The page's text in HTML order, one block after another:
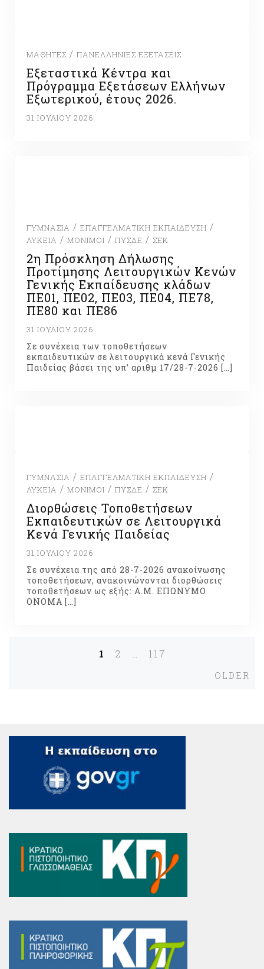
ΜΑΘΗΤΈΣ / ΠΑΝΕΛΛΉΝΙΕΣ ΕΞΕΤΆΣΕΙΣ
Εξεταστικά Κέντρα και
Πρόγραμμα Εξετάσεων Ελλήνων
Εξωτερικού, έτους 2026.
31 ΙΟΥΛΊΟΥ 2026
ΓΥΜΝΆΣΙΑ / ΕΠΑΓΓΕΛΜΑΤΙΚΉ ΕΚΠΑΊΔΕΥΣΗ /
ΛΎΚΕΙΑ / ΜΌΝΙΜΟΙ / ΠΥΣΔΕ / ΣΕΚ
2η Πρόσκληση Δήλωσης
Προτίμησης Λειτουργικών Κενών
Γενικής Εκπαίδευσης κλάδων
ΠΕ01, ΠΕ02, ΠΕ03, ΠΕ04, ΠΕ78,
ΠΕ80 και ΠΕ86
31 ΙΟΥΛΊΟΥ 2026
Σε συνέχεια των τοποθετήσεων
εκπαιδευτικών σε λειτουργικά κενά Γενικής
Παιδείας βάσει της υπ’ αριθμ 17/28-7-2026 […]
ΓΥΜΝΆΣΙΑ / ΕΠΑΓΓΕΛΜΑΤΙΚΉ ΕΚΠΑΊΔΕΥΣΗ /
ΛΎΚΕΙΑ / ΜΌΝΙΜΟΙ / ΠΥΣΔΕ / ΣΕΚ
Διορθώσεις Τοποθετήσεων
Εκπαιδευτικών σε Λειτουργικά
Κενά Γενικής Παιδείας
31 ΙΟΥΛΊΟΥ 2026
Σε συνέχεια της από 28-7-2026 ανακοίνωσης
τοποθετήσεων, ανακοινώνονται διορθώσεις
τοποθετήσεων ως εξής: Α.Μ. ΕΠΩΝΥΜΟ
ΟΝΟΜΑ […]
1 2
117
OLDER